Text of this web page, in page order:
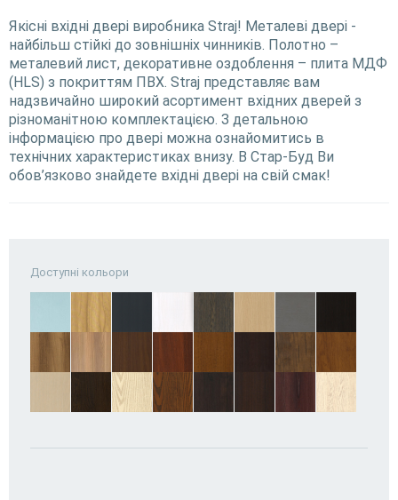
Якісні вхідні двері виробника Straj! Металеві двері -
найбільш стійкі до зовнішніх чинників. Полотно –
металевий лист, декоративне оздоблення – плита МДФ
(HLS) з покриттям ПВХ. Straj представляє вам
надзвичайно широкий асортимент вхідних дверей з
різноманітною комплектацією. З детальною
інформацією про двері можна ознайомитись в
технічних характеристиках внизу. В Стар-Буд Ви
обов’язково знайдете вхідні двері на свій смак!
Доступні кольори